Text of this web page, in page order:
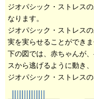
ジオパシック・ストレス
なります。
ジオパシック・ストレス
実を実らせることができま
下の図では、赤ちゃんが
スから逃げるように動き、
ジオパシック・ストレス